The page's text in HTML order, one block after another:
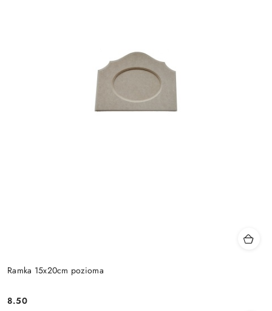
Ramka 15x20cm pozioma
Cena:
8.50